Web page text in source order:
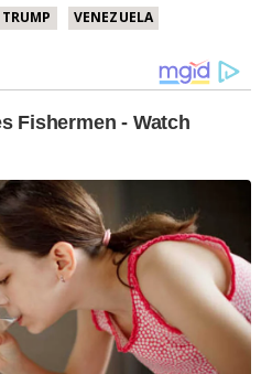
TRUMP VENEZUELA